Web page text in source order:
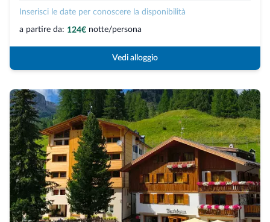
Inserisci le date per conoscere la disponibilità
a partire da: 124€ notte/persona
Vedi alloggio